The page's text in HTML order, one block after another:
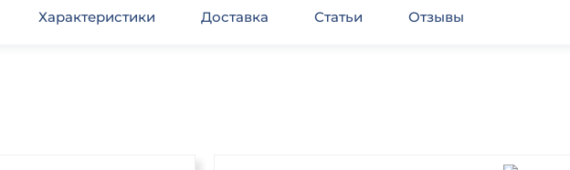
Характеристики Доставка Статьи Отзывы